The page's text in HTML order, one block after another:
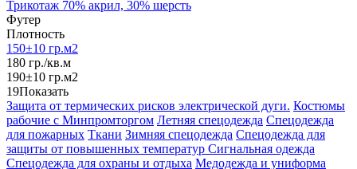
Трикотаж 70% акрил, 30% шерсть
Футер
Плотность
150±10 гр.м2
180 гр./кв.м
190±10 гр.м2
19Показать
Защита от термических рисков электрической дуги. Костюмы
рабочие с Минпромторгом Летняя спецодежда Спецодежда
для пожарных Ткани Зимняя спецодежда Спецодежда для
защиты от повышенных температур Сигнальная одежда
Спецодежда для охраны и отдыха Медодежда и униформа